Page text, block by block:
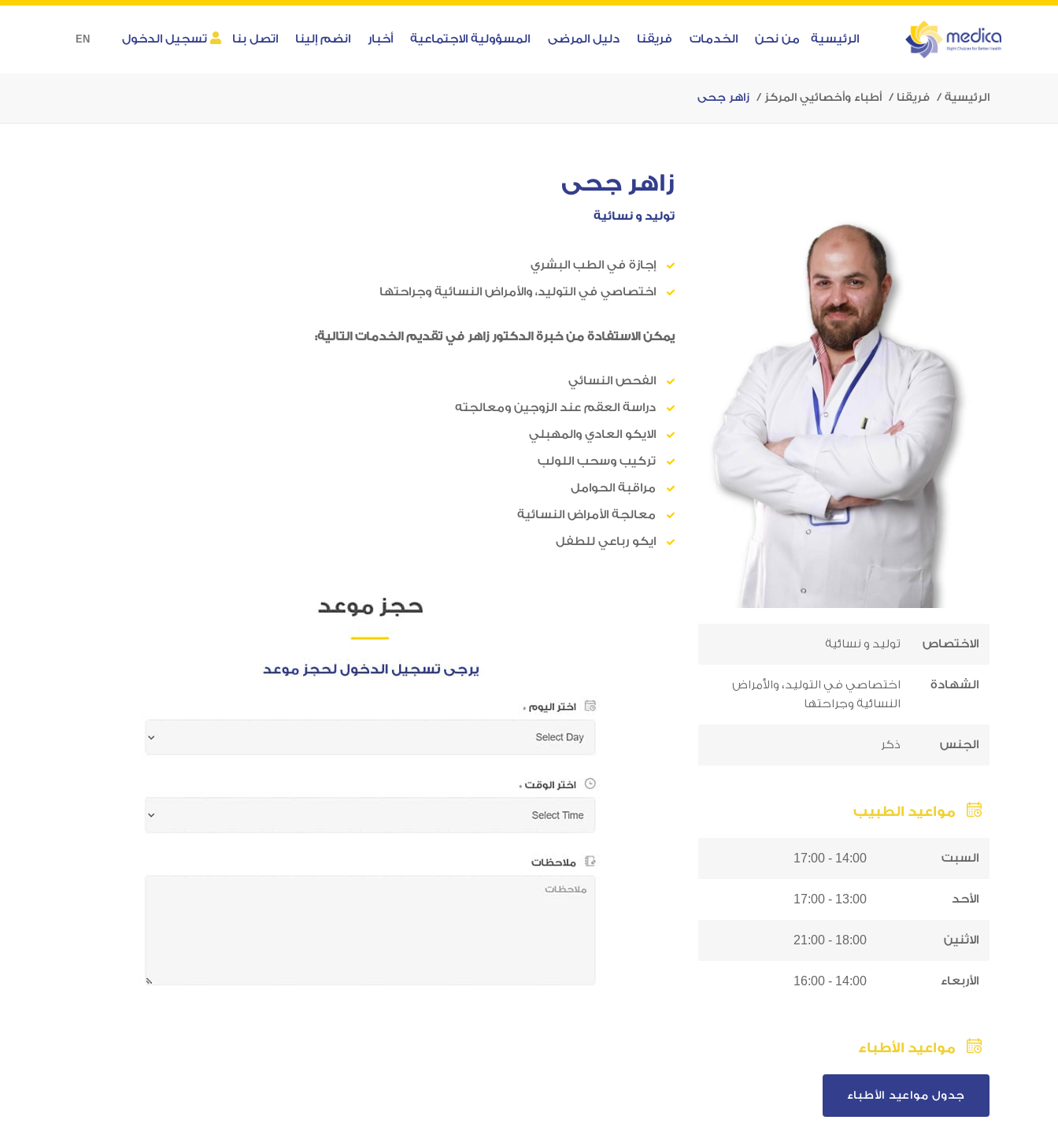
الرئيسية من نحن الخدمات فريقنا دليل المرضى المسؤولية الاجتماعية أخبار انضم إلينا اتصل بنا تسجيل الدخول EN
الرئيسية فريقنا أطباء وأخصائيي المركز زاهر جحى
الاختصاص توليد و نسائية
الشهادة
اختصاصي في التوليد، والأمراض
النسائية وجراحتها
الجنس ذكر
مواعيد الطبيب
السبت 14:00 - 17:00
الأحد 13:00 - 17:00
الاثنين 18:00 - 21:00
الأربعاء 14:00 - 16:00
مواعيد الأطباء
جدول مواعيد الأطباء
زاهر جحى
توليد و نسائية
إجازة في الطب البشري
اختصاصي في التوليد، والأمراض النسائية وجراحتها
يمكن الاستفادة من خبرة الدكتور زاهر في تقديم الخدمات التالية:
الفحص النسائي
دراسة العقم عند الزوجين ومعالجته
الايكو العادي والمهبلي
تركيب وسحب اللولب
مراقبة الحوامل
معالجة الأمراض النسائية
ايكو رباعي للطفل